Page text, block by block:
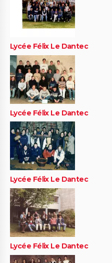
Lycée Félix Le Dantec
Lycée Félix Le Dantec
Lycée Félix Le Dantec
Lycée Félix Le Dantec